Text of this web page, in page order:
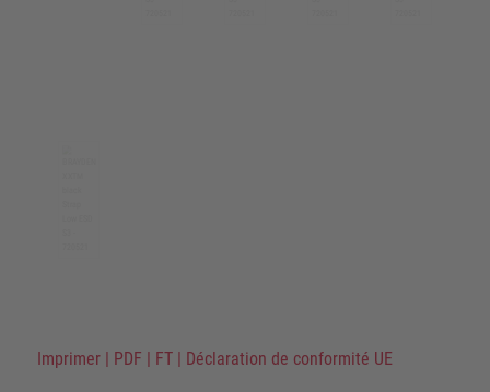
Imprimer | PDF | FT | Déclaration de conformité UE